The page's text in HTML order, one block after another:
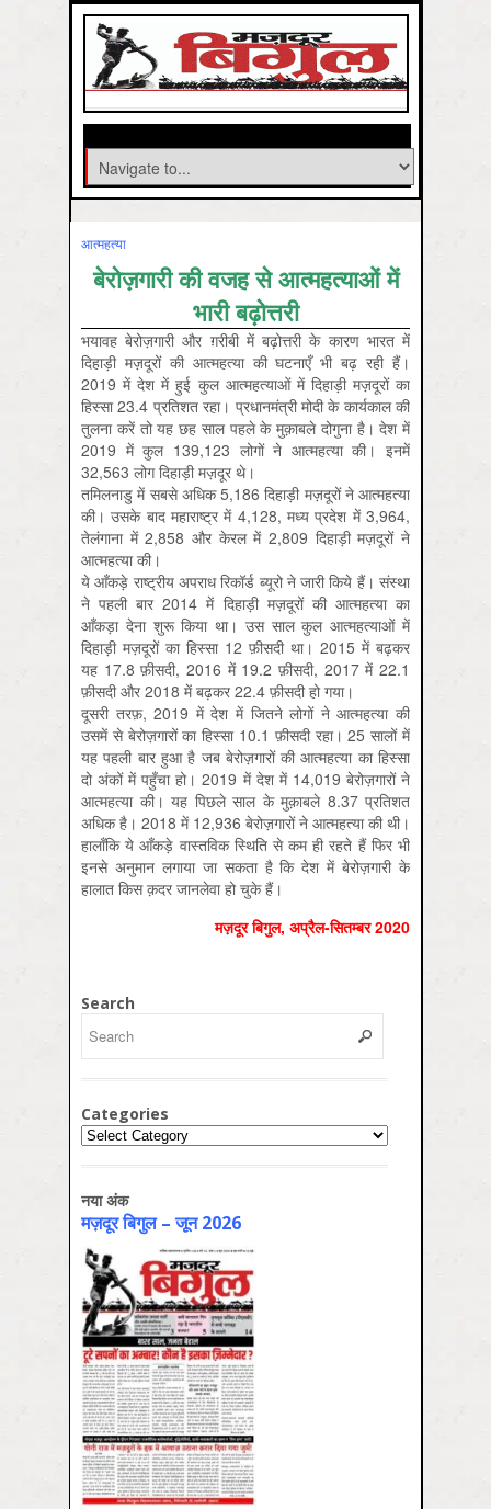
आत्‍महत्‍या
बेरोज़गारी की वजह से आत्महत्याओं में
भारी बढ़ोत्तरी
भयावह बेरोज़गारी और ग़रीबी में बढ़ोत्तरी के कारण भारत में
दिहाड़ी मज़दूरों की आत्महत्या की घटनाएँ भी बढ़ रही हैं।
2019 में देश में हुई कुल आत्महत्याओं में दिहाड़ी मज़दूरों का
हिस्सा 23.4 प्रतिशत रहा। प्रधानमंत्री मोदी के कार्यकाल की
तुलना करें तो यह छह साल पहले के मुक़ाबले दोगुना है। देश में
2019 में कुल 139,123 लोगों ने आत्महत्या की। इनमें
32,563 लोग दिहाड़ी मज़दूर थे।
तमिलनाडु में सबसे अधिक 5,186 दिहाड़ी मज़दूरों ने आत्महत्या
की। उसके बाद महाराष्ट्र में 4,128, मध्य प्रदेश में 3,964,
तेलंगाना में 2,858 और केरल में 2,809 दिहाड़ी मज़दूरों ने
आत्महत्या की।
ये आँकड़े राष्ट्रीय अपराध रिकॉर्ड ब्यूरो ने जारी किये हैं। संस्था
ने पहली बार 2014 में दिहाड़ी मज़दूरों की आत्महत्या का
आँकड़ा देना शुरू किया था। उस साल कुल आत्महत्याओं में
दिहाड़ी मज़दूरों का हिस्सा 12 फ़ीसदी था। 2015 में बढ़कर
यह 17.8 फ़ीसदी, 2016 में 19.2 फ़ीसदी, 2017 में 22.1
फ़ीसदी और 2018 में बढ़कर 22.4 फ़ीसदी हो गया।
दूसरी तरफ़, 2019 में देश में जितने लोगों ने आत्महत्या की
उसमें से बेरोज़गारों का हिस्सा 10.1 फ़ीसदी रहा। 25 सालों में
यह पहली बार हुआ है जब बेरोज़गारों की आत्महत्या का हिस्सा
दो अंकों में पहुँचा हो। 2019 में देश में 14,019 बेरोज़गारों ने
आत्महत्या की। यह पिछले साल के मुक़ाबले 8.37 प्रतिशत
अधिक है। 2018 में 12,936 बेरोज़गारों ने आत्महत्या की थी।
हालाँकि ये आँकड़े वास्तविक स्थिति से कम ही रहते हैं फिर भी
इनसे अनुमान लगाया जा सकता है कि देश में बेरोज़गारी के
हालात किस क़दर जानलेवा हो चुके हैं।
मज़दूर बिगुल, अप्रैल-सितम्बर 2020
Search
Categories
Categories
नया अंक
मज़दूर बिगुल – जून 2026